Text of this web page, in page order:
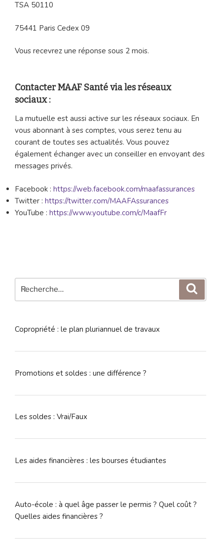
TSA 50110
75441 Paris Cedex 09
Vous recevrez une réponse sous 2 mois.
Contacter MAAF Santé via les réseaux
sociaux :
La mutuelle est aussi active sur les réseaux sociaux. En
vous abonnant à ses comptes, vous serez tenu au
courant de toutes ses actualités. Vous pouvez
également échanger avec un conseiller en envoyant des
messages privés.
Facebook : https://web.facebook.com/maafassurances
Twitter : https://twitter.com/MAAFAssurances
YouTube : https://www.youtube.com/c/MaafFr
pour
Copropriété : le plan pluriannuel de travaux
Promotions et soldes : une différence ?
Les soldes : Vrai/Faux
Les aides financières : les bourses étudiantes
Auto-école : à quel âge passer le permis ? Quel coût ?
Quelles aides financières ?